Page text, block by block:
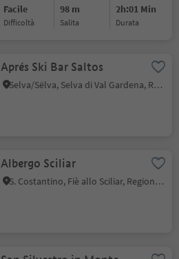
Facile
Difficoltà
98 m
Salita
2h:01 Min
durata
Aprés Ski Bar Saltos
Selva/Sëlva, Selva di Val Gardena, Regione dolomitica Val Gardena
Albergo Sciliar
S. Costantino, Fiè allo Sciliar, Regione dolomitica Alpe di Siusi